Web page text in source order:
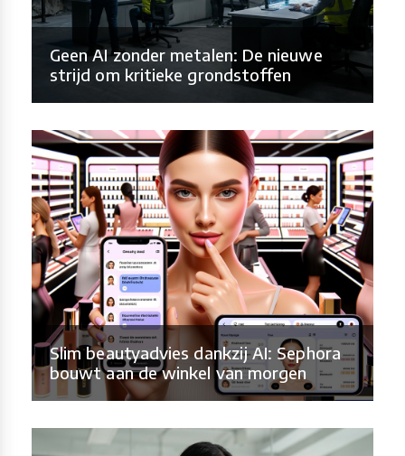
Geen AI zonder metalen: De nieuwe
strijd om kritieke grondstoffen
Slim beautyadvies dankzij AI: Sephora
bouwt aan de winkel van morgen